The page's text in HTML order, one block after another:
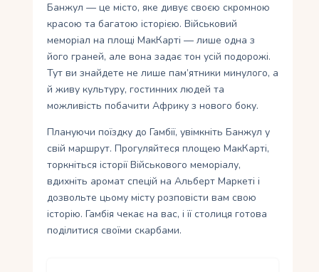
Банжул — це місто, яке дивує своєю скромною
красою та багатою історією. Військовий
меморіал на площі МакКарті — лише одна з
його граней, але вона задає тон усій подорожі.
Тут ви знайдете не лише пам’ятники минулого, а
й живу культуру, гостинних людей та
можливість побачити Африку з нового боку.
Плануючи поїздку до Гамбії, увімкніть Банжул у
свій маршрут. Прогуляйтеся площею МакКарті,
торкніться історії Військового меморіалу,
вдихніть аромат спецій на Альберт Маркеті і
дозвольте цьому місту розповісти вам свою
історію. Гамбія чекає на вас, і її столиця готова
поділитися своїми скарбами.